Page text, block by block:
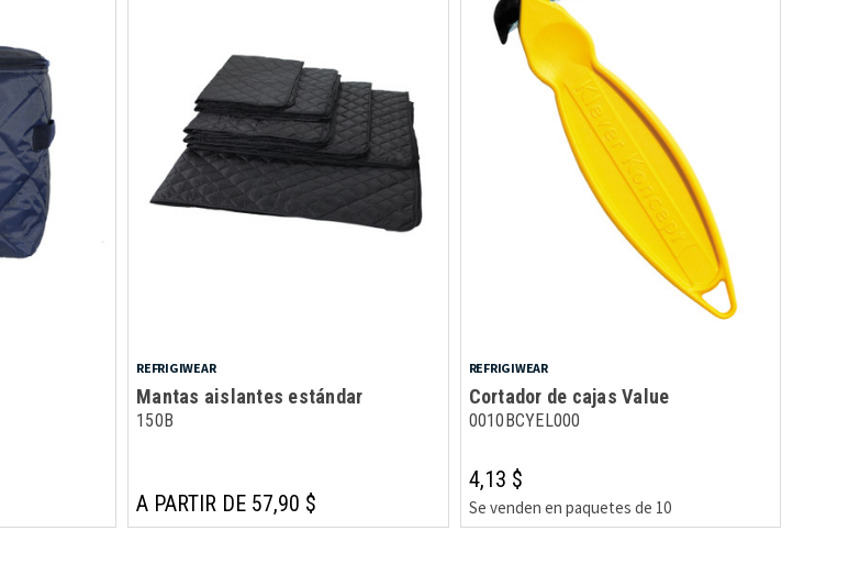
REFRIGIWEAR
Mantas aislantes estándar
150B
A PARTIR DE 57,90 $
REFRIGIWEAR
Cortador de cajas Value
0010BCYEL000
4,13 $
Se venden en paquetes de 10